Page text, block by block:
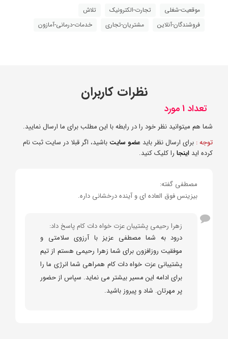
موقعیت-شغلی تجارت-الکترونیک
تلاش
فروشندگان-آنلاین
مشتریان-تجاری خدمات-درمانی-آمازون
نظرات کاربران
تعداد 1 مورد
شما هم میتوانید نظر خود را در رابطه با این مطلب برای ما ارسال نمایید.
توجه : برای ارسال نظر باید عضو سایت باشید، اگر قبلا در سایت ثبت نام
کرده اید اینجا را کلیک کنید.
مصطفی گفته:
بیزینس فوق العاده ای و آینده درخشانی داره.
زهرا رحیمی پشتیبان عزت خواه دات کام پاسخ داد:
درود به شما مصطفی عزیز با آرزوی سلامتی و
موفقیت روزافزون برای شما زهرا رحیمی هستم از تیم
پشتیبانی عزت خواه دات کام همراهی شما انرژی ما را
برای ادامه این مسیر بیشتر می نماید. سپاس از حضور
پر مهرتان. شاد و پیروز باشید.